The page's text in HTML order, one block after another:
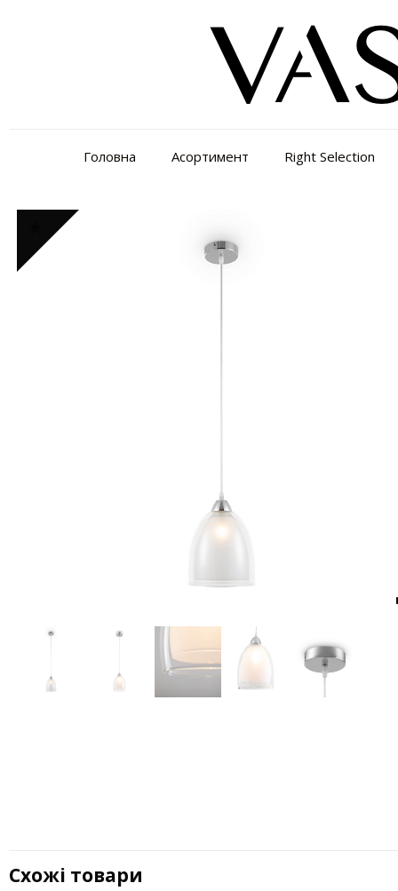
Головна Асортимент Right Selection
Схожі товари